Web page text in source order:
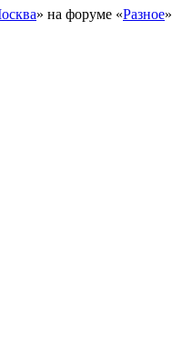
» на форуме «Разное»